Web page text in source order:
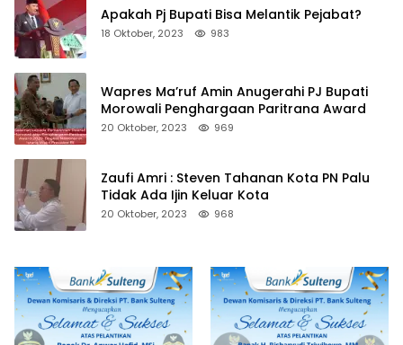
Apakah Pj Bupati Bisa Melantik Pejabat?
18 Oktober, 2023 983
Wapres Ma’ruf Amin Anugerahi PJ Bupati
Morowali Penghargaan Paritrana Award
20 Oktober, 2023 969
Zaufi Amri : Steven Tahanan Kota PN Palu
Tidak Ada Ijin Keluar Kota
20 Oktober, 2023 968